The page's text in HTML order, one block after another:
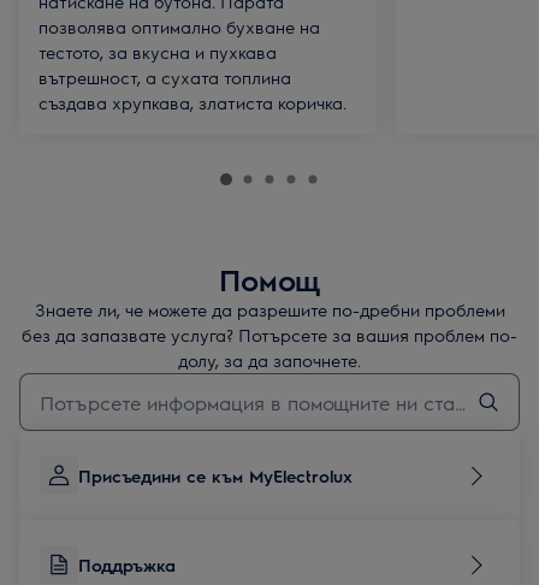
позволява оптимално бухване на
тестото, за вкусна и пухкава
вътрешност, а сухата топлина
създава хрупкава, златиста коричка.
Помощ
Знаете ли, че можете да разрешите по-дребни проблеми
без да запазвате услуга? Потърсете за вашия проблем по-
долу, за да започнете.
Въведете текст за да потърсите статии за поддръжка
Присъедини се към MyElectrolux
Поддръжка